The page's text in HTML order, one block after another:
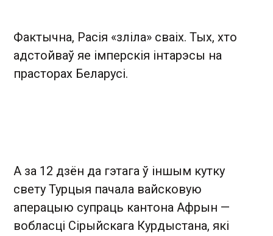
Фактычна, Расія «зліла» сваіх. Тых, хто
адстойваў яе імперскія інтарэсы на
прасторах Беларусі.
А за 12 дзён да гэтага ў іншым кутку
свету Турцыя пачала вайсковую
аперацыю супраць кантона Афрын —
вобласці Сірыйскага Курдыстана, які